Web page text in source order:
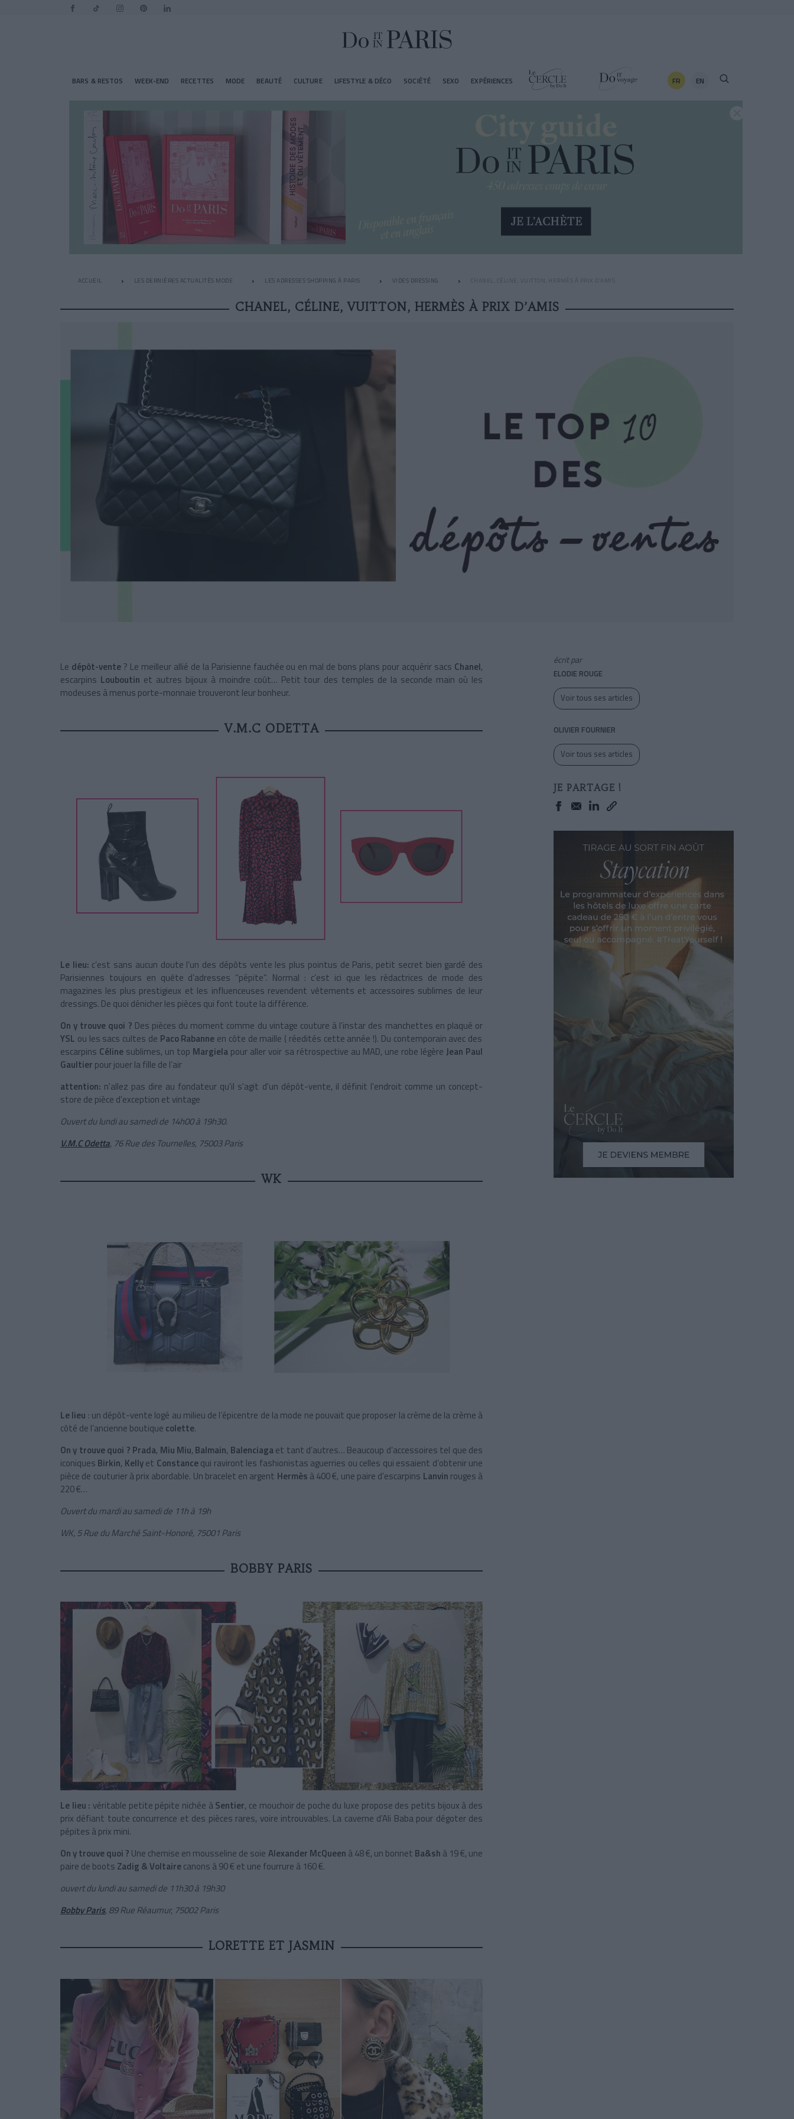
BARS & RESTOS WEEK-END RECETTES MODE BEAUTÉ CULTURE LIFESTYLE & DÉCO SOCIÉTÉ SEXO EXPÉRIENCES FR EN
ACCUEIL LES DERNIÈRES ACTUALITÉS MODE LES ADRESSES SHOPPING À PARIS VIDES DRESSING CHANEL, CÉLINE, VUITTON, HERMÈS À PRIX D’AMIS
CHANEL, CÉLINE, VUITTON, HERMÈS À PRIX D’AMIS
Le dépôt-vente? Le meilleur allié de la Parisienne fauchée ou en mal de bons plans pour acquérir sacs Chanel,
escarpins Louboutin et autres bijoux à moindre coût… Petit tour des temples de la seconde main où les
modeuses à menus porte-monnaie trouveront leur bonheur.
V.M.C ODETTA
Le lieu: c’est sans aucun doute l’un des dépôts vente les plus pointus de Paris, petit secret bien gardé des
Parisiennes toujours en quête d’adresses “pépite”. Normal : c’est ici que les rédactrices de mode des
magazines les plus prestigieux et les influenceuses revendent vêtements et accessoires sublimes de leur
dressings. De quoi dénicher les pièces qui font toute la différence.
On y trouve quoi ? Des pièces du moment comme du vintage couture à l’instar des manchettes en plaqué or
YSL ou les sacs cultes de Paco Rabanne en côte de maille ( réedités cette année !). Du contemporain avec des
escarpins Céline sublimes, un top Margiela pour aller voir sa rétrospective au MAD, une robe légère Jean Paul
Gaultier pour jouer la fille de l’air
attention: n'allez pas dire au fondateur qu'il s'agit d'un dépôt-vente, il définit l'endroit comme un concept-
store de pièce d'exception et vintage
Ouvert du lundi au samedi de 14h00 à 19h30.
V.M.C Odetta, 76 Rue des Tournelles, 75003 Paris
WK
Le lieu : un dépôt-vente logé au milieu de l’épicentre de la mode ne pouvait que proposer la crème de la crème à
côté de l’ancienne boutique colette.
On y trouve quoi ? Prada, Miu Miu, Balmain, Balenciagaet tant d’autres… Beaucoup d’accessoires tel que des
iconiques Birkin, Kellyet Constancequi raviront les fashionistas aguerries ou celles qui essaient d’obtenir une
pièce de couturier à prix abordable. Un bracelet en argent Hermès à 400 €, une paire d’escarpins Lanvin rouges à
220 €…
Ouvert du mardi au samedi de 11h à 19h
WK, 5 Rue du Marché Saint-Honoré, 75001 Paris
BOBBY PARIS
Le lieu : véritable petite pépite nichée àSentier, ce mouchoir de poche du luxe propose des petits bijoux à des
prix défiant toute concurrence et des pièces rares, voire introuvables. La caverne d’Ali Baba pour dégoter des
pépites à prix mini.
On y trouve quoi ? Une chemise en mousseline de soie Alexander McQueen à 48 €, un bonnet Ba&sh à 19 €, une
paire de boots Zadig & Voltairecanons à 90 € et une fourrure à 160 €.
ouvert du lundi au samedi de 11h30 à 19h30
Bobby Paris, 89 Rue Réaumur, 75002 Paris
LORETTE ET JASMIN
écrit par
ELODIE ROUGE
Voir tous ses articles
OLIVIER FOURNIER
Voir tous ses articles
JE PARTAGE !